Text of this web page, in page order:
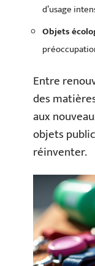
d’usage
Objets
Entre
des
aux
objets
réinventer.